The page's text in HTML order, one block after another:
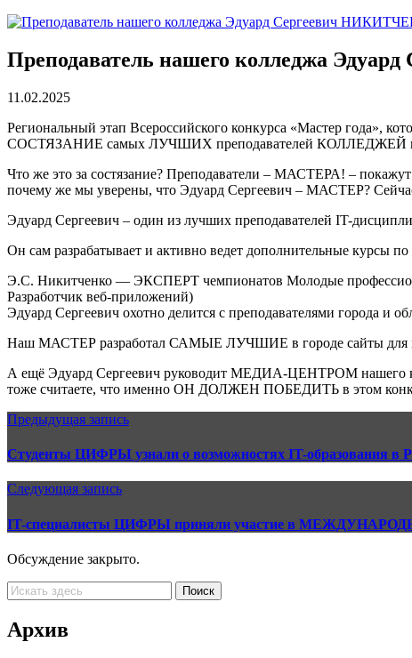
Преподаватель нашего колледжа
11.02.2025
Региональный этап Всероссийского конкурса «Мастер года»,
СОСТЯЗАНИЕ самых ЛУЧШИХ преподавателей КОЛЛЕДЖЕЙ
Что же это за состязание? Преподаватели – МАСТЕРА! –
почему же мы уверены, что Эдуард Сергеевич – МАСТЕР?
Эдуард Сергеевич – один из лучших преподавателей IT-
Он сам разрабатывает и активно ведет дополнительные курсы
Э.С. Никитченко — ЭКСПЕРТ чемпионатов Молодые
Разработчик веб-приложений)
Эдуард Сергеевич охотно делится с преподавателями города и
Наш МАСТЕР разработал САМЫЕ ЛУЧШИЕ в городе сайты для
А ещё Эдуард Сергеевич руководит МЕДИА-ЦЕНТРОМ нашего
тоже считаете, что именно ОН ДОЛЖЕН ПОБЕДИТЬ в этом
Предыдущая запись
Студенты ЦИФРЫ узнали о возможностях IT-образования в
Следующая запись
IT-специалисты ЦИФРЫ приняли участие в
Обсуждение закрыто.
Архив